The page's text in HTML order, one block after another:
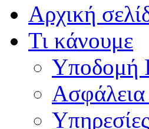
Αρχική
Τι κάνουμε
Υποδομή